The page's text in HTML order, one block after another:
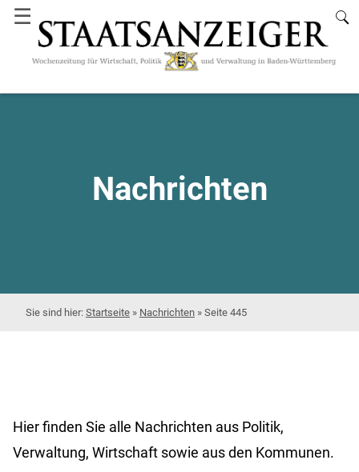
☰
Nachrichten
Startseite » Nachrichten » Seite 445
Hier finden Sie alle Nachrichten aus Politik,
Verwaltung, Wirtschaft sowie aus den Kommunen.